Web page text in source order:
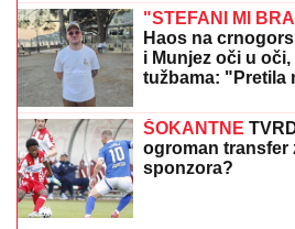
MILICA NAMAMILA PEKARA
ODNOSA, PA GA ZVERSKI
Otkrivamo detalje ubistva na
KRV: Izdahnuo u najgorim
osumnjičeni pljačkali